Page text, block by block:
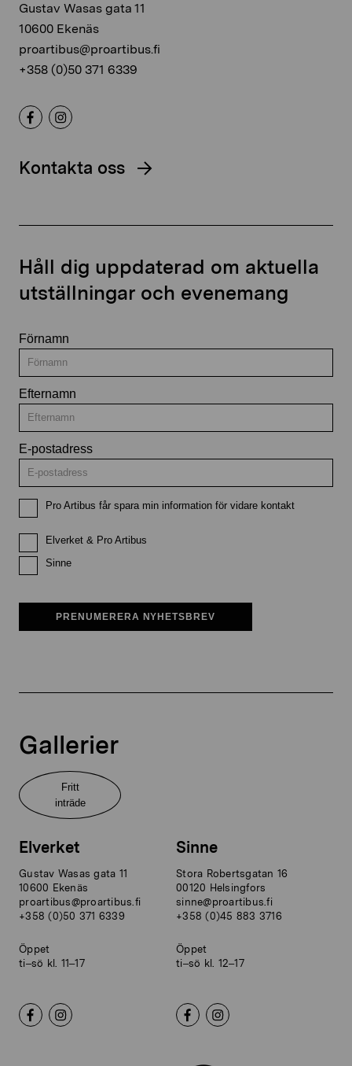
Gustav Wasas gata 11
10600 Ekenäs
proartibus@proartibus.fi
+358 (0)50 371 6339
Kontakta oss
Håll dig uppdaterad om aktuella
utställningar och evenemang
Förnamn
Efternamn
E-postadress
Pro Artibus får spara min information för vidare kontakt
Elverket & Pro Artibus
Sinne
PRENUMERERA NYHETSBREV
Gallerier
Fritt
inträde
Elverket
Gustav Wasas gata 11
10600 Ekenäs
proartibus@proartibus.fi
+358 (0)50 371 6339
Öppet
ti–sö kl. 11–17
Sinne
Stora Robertsgatan 16
00120 Helsingfors
sinne@proartibus.fi
+358 (0)45 883 3716
Öppet
ti–sö kl. 12–17